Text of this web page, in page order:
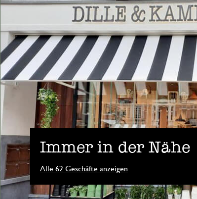
Immer in der Nähe
Alle 62 Geschäfte anzeigen